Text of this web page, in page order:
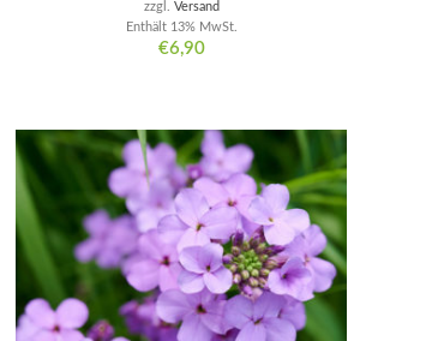
€6,90
Enthält 13% MwSt.
zzgl. Versand